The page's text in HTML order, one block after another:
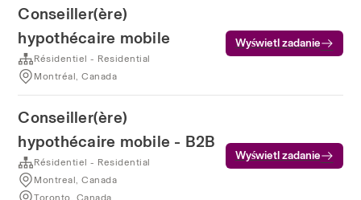
Conseiller(ère)
hypothécaire mobile
Résidentiel - Residential
Montréal, Canada
Wyświetl zadanie
Conseiller(ère)
hypothécaire mobile - B2B
Résidentiel - Residential
Montreal, Canada
Wyświetl zadanie